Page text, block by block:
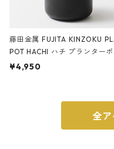
藤田金属 FUJITA KINZOKU
POT HACHI ハチ プランターポ
ト 3号 ブラック
¥4,950
全ア